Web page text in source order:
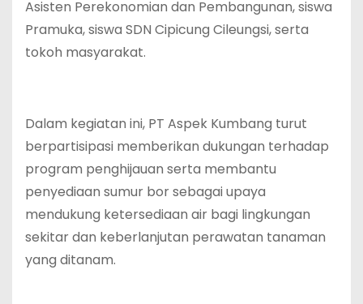
Asisten Perekonomian dan Pembangunan, siswa
Pramuka, siswa SDN Cipicung Cileungsi, serta
tokoh masyarakat.
Dalam kegiatan ini, PT Aspek Kumbang turut
berpartisipasi memberikan dukungan terhadap
program penghijauan serta membantu
penyediaan sumur bor sebagai upaya
mendukung ketersediaan air bagi lingkungan
sekitar dan keberlanjutan perawatan tanaman
yang ditanam.